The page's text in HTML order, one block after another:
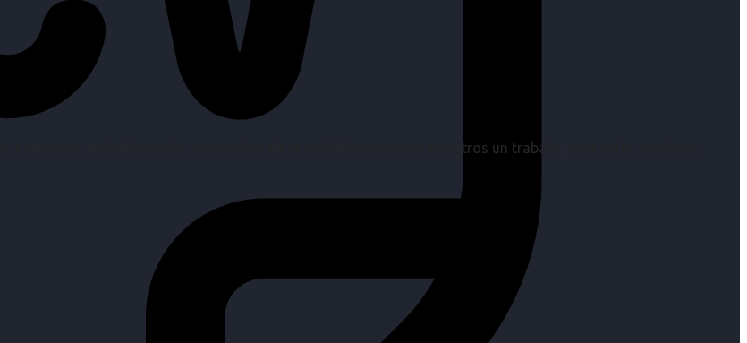
personas en la búsqueda y encuentro de sus objetivos es para nosotros un trabajo, pero antes un placer.